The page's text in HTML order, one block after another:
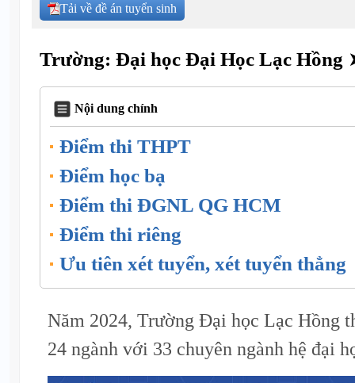
Tải về đề án tuyển sinh
Trường: Đại học Đại Học Lạc Hồng
Nội dung chính
Điểm thi THPT
Điểm học bạ
Điểm thi ĐGNL QG HCM
Điểm thi riêng
Ưu tiên xét tuyển, xét tuyển thẳng
Năm 2024, Trường Đại học Lạc Hồng
24 ngành với 33 chuyên ngành hệ đại